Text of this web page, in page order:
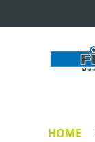
HOME